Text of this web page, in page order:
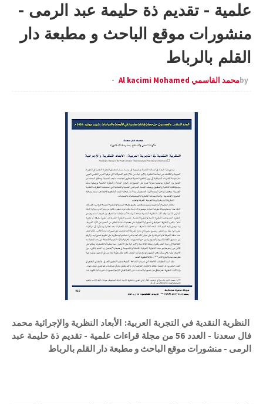
علمية - تقديم ذة حليمة عبد الرمى -
منشورات موقع الباحث و مطبعة دار
القلم بالرباط
byمحمد القاسمي Al kacimi Mohamed
النظرية النقدية في التجربة العربية: الأبعاد النظرية والإجرائية محمد
فال سعدنا - العدد 56 من مجلة قراءات علمية - تقديم ذة حليمة عبد
الرمى - منشورات موقع الباحث و مطبعة دار القلم بالرباط